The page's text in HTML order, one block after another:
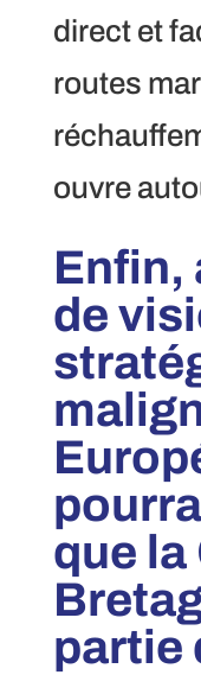
direct et
routes
ouvre
Enfin,
de
que la
partie